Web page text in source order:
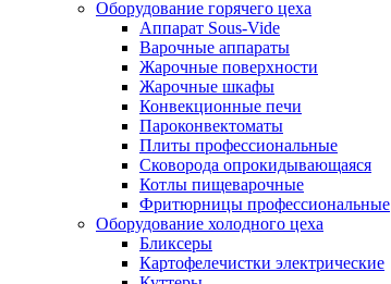
Оборудование горячего цеха
Аппарат Sous-Vide
Варочные аппараты
Жарочные поверхности
Жарочные шкафы
Конвекционные печи
Пароконвектоматы
Плиты профессиональные
Сковорода опрокидывающаяся
Котлы пищеварочные
Фритюрницы профессиональные
Оборудование холодного цеха
Бликсеры
Картофелечистки электрические